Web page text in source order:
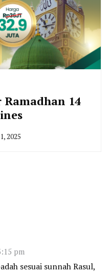
14
2025
pm
sesuai sunnah Rasul,